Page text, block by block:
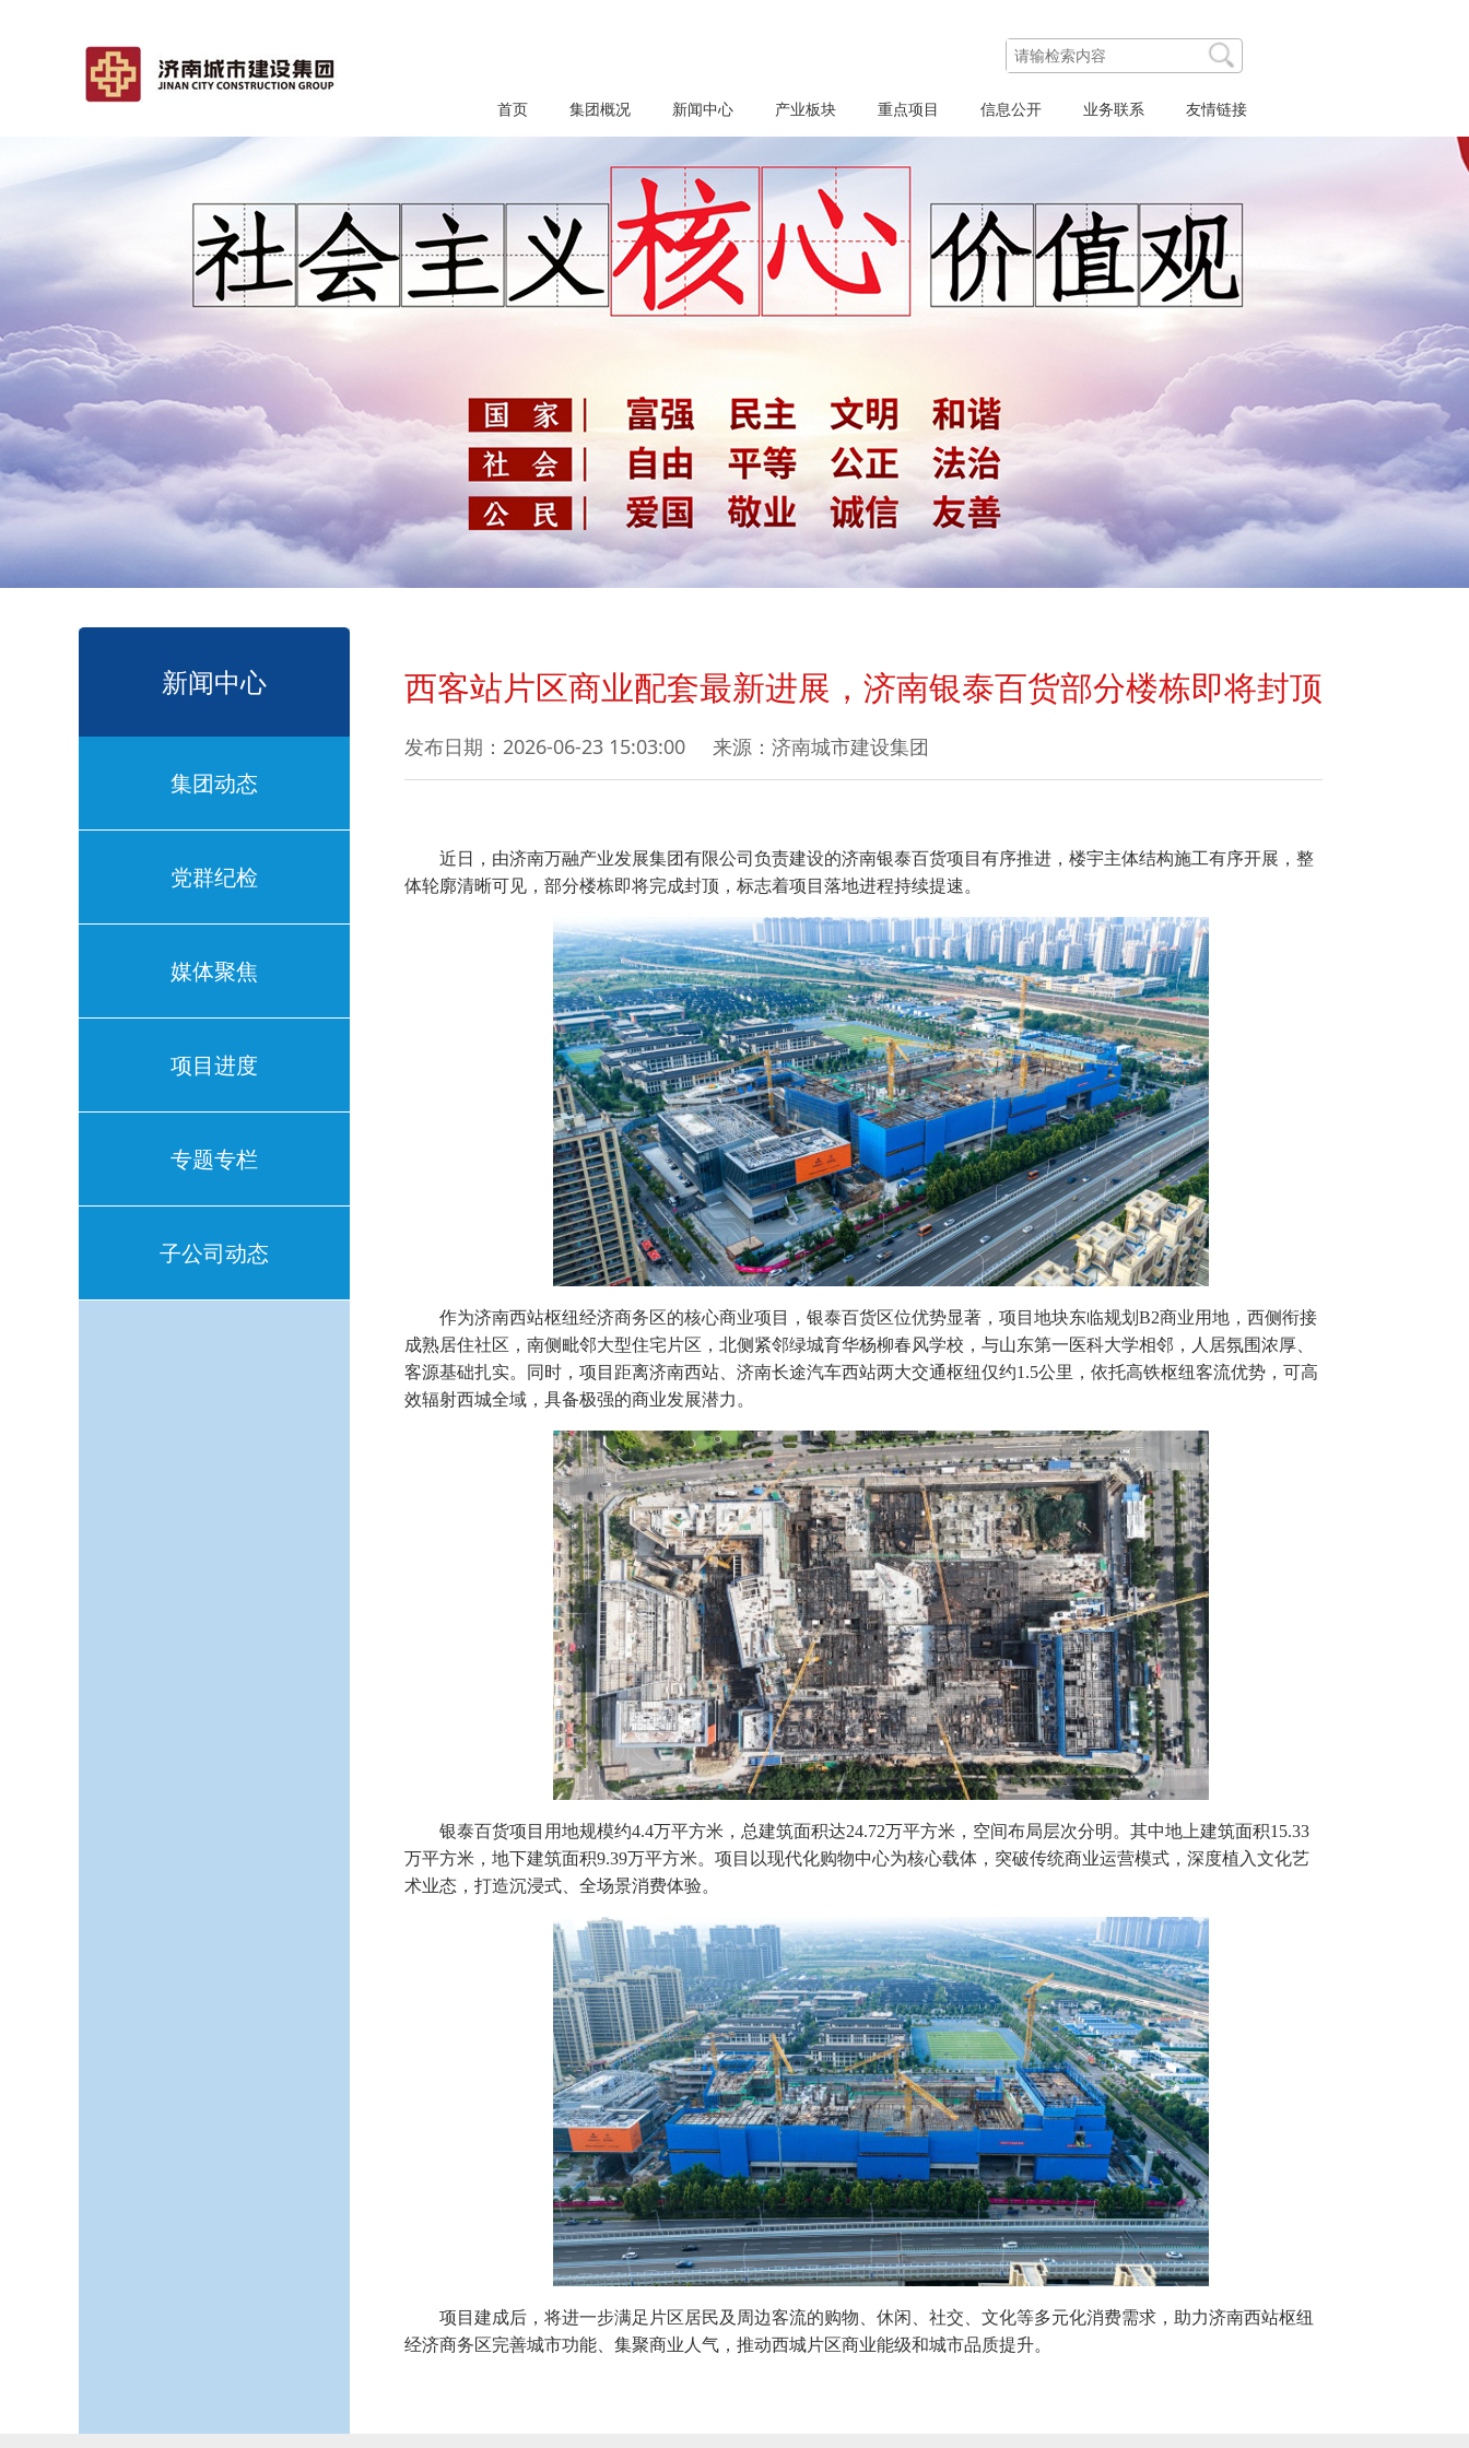
新闻中心
集团动态
党群纪检
媒体聚焦
项目进度
专题专栏
子公司动态
西客站片区商业配套最新进展，济南银泰百货部分楼栋即将封顶
发布日期：2026-06-23 15:03:00 来源：济南城市建设集团
近日，由济南万融产业发展集团有限公司负责建设的济南银泰百货项目有序推进，楼宇主体结构施工有序开展，整
体轮廓清晰可见，部分楼栋即将完成封顶，标志着项目落地进程持续提速。
作为济南西站枢纽经济商务区的核心商业项目，银泰百货区位优势显著，项目地块东临规划B2商业用地，西侧衔接
成熟居住社区，南侧毗邻大型住宅片区，北侧紧邻绿城育华杨柳春风学校，与山东第一医科大学相邻，人居氛围浓厚、
客源基础扎实。同时，项目距离济南西站、济南长途汽车西站两大交通枢纽仅约1.5公里，依托高铁枢纽客流优势，可高
效辐射西城全域，具备极强的商业发展潜力。
银泰百货项目用地规模约4.4万平方米，总建筑面积达24.72万平方米，空间布局层次分明。其中地上建筑面积15.33
万平方米，地下建筑面积9.39万平方米。项目以现代化购物中心为核心载体，突破传统商业运营模式，深度植入文化艺
术业态，打造沉浸式、全场景消费体验。
项目建成后，将进一步满足片区居民及周边客流的购物、休闲、社交、文化等多元化消费需求，助力济南西站枢纽
经济商务区完善城市功能、集聚商业人气，推动西城片区商业能级和城市品质提升。